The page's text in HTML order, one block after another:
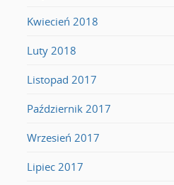
Kwiecień 2018
Luty 2018
Listopad 2017
Październik 2017
Wrzesień 2017
Lipiec 2017